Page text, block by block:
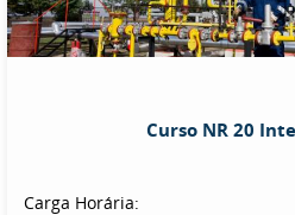
Curso NR 20
Carga Horária: